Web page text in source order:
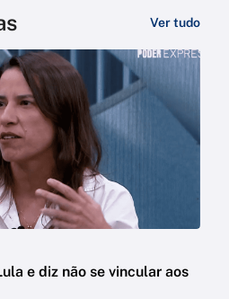
Ver tudo
e diz não se vincular aos